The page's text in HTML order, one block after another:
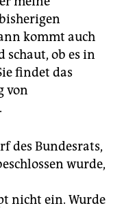
kommt auch
schaut, ob es in
findet das
von
des Bundesrats,
wurde,
nicht ein. Wurde